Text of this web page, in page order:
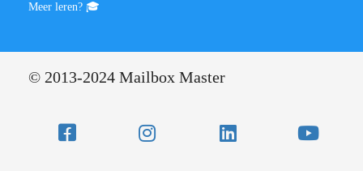
Meer leren? 🎓
© 2013-2024 Mailbox Master